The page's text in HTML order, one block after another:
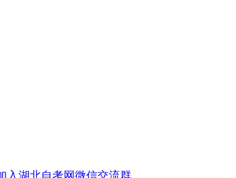
入湖北自考网微信交流群